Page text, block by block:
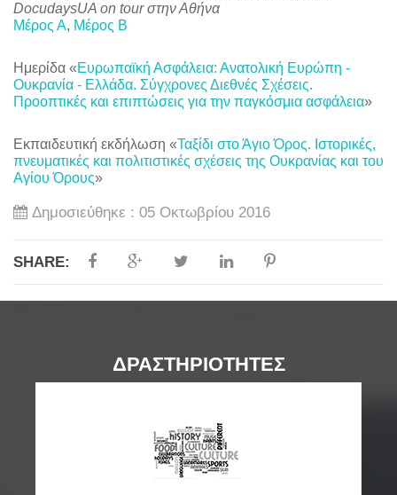
DocudaysUA on tour στην Αθήνα
Μέρος Α, Μέρος Β
Ημερίδα «Ευρωπαϊκή Ασφάλεια: Ανατολική Ευρώπη -
Ουκρανία - Ελλάδα. Σύγχρονες Διεθνές Σχέσεις.
Προοπτικές και επιπτώσεις για την παγκόσμια ασφάλεια»
Εκπαιδευτική εκδήλωση «Ταξίδι στο Άγιο Όρος. Ιστορικές,
πνευματικές και πολιτιστικές σχέσεις της Ουκρανίας και του
Αγίου Όρους»
Δημοσιεύθηκε : 05 Οκτωβρίου 2016
SHARE:
ΔΡΑΣΤΗΡΙΟΤΗΤΕΣ